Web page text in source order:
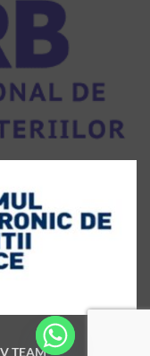
TEAM